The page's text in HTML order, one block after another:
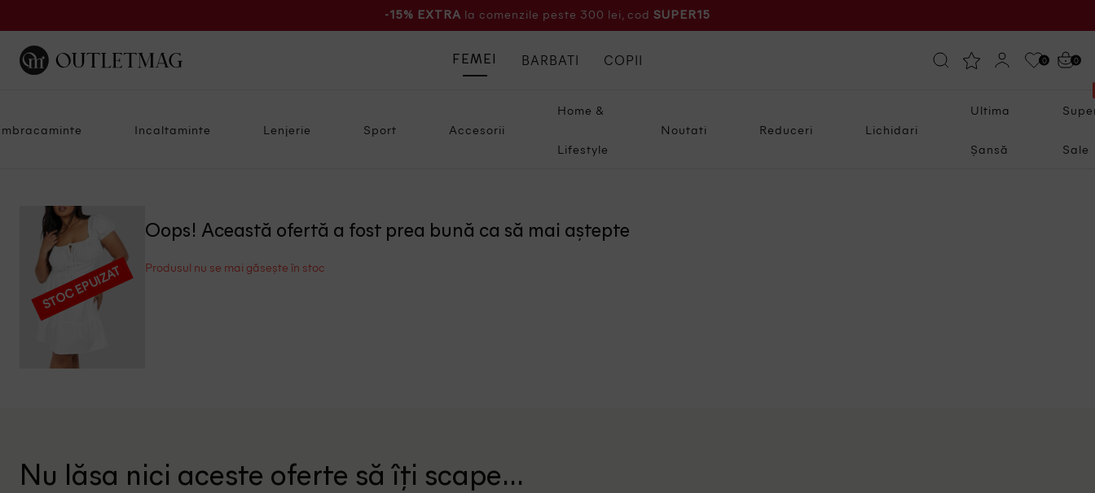
-15% EXTRA la comenzile peste 300 lei, cod SUPER15
0 0
Incaltaminte Lenjerie Sport Accesorii
Home &
Lifestyle
Noutati Reduceri Lichidari
Ultima
Șansă Sale
FEMEI BARBATI COPII
STOC EPUIZAT
Oops! Această ofertă a fost prea bună ca să mai aștepte
Produsul nu se mai găsește în stoc
Nu lăsa nici aceste oferte să îți scape...